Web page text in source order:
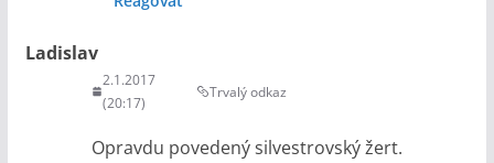
Ladislav
2.1.2017
(20:17)
Trvalý odkaz
Opravdu povedený silvestrovský žert.